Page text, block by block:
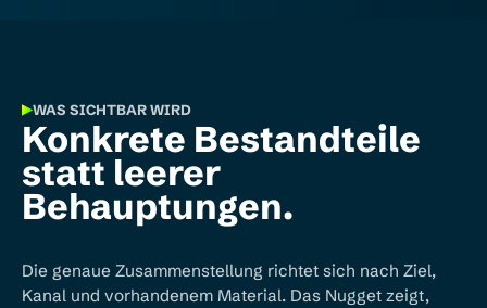
WAS SICHTBAR WIRD
Konkrete Bestandteile
statt leerer
Behauptungen.
Die genaue Zusammenstellung richtet sich nach Ziel,
Kanal und vorhandenem Material. Das Nugget zeigt,